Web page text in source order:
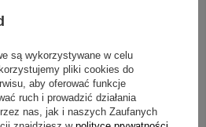
więcej
Serce wygląda pięknie, a
są wykorzystywane w celu
pliki cookies do
aby oferować funkcje
ruch i prowadzić działania
nas, jak i naszych Zaufanych